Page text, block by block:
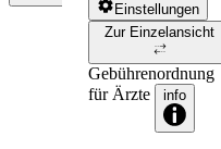
Einstellungen
Zur Einzelansicht
Gebührenordnung
für Ärzte
info